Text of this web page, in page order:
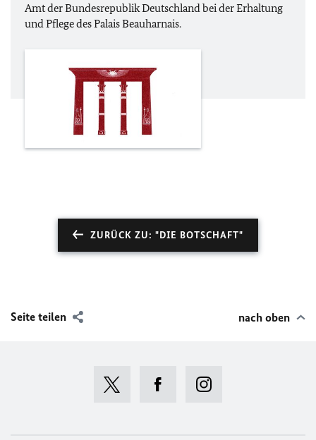
Amt der Bundesrepublik Deutschland bei der Erhaltung
und Pflege desPalais Beauharnais.
ZURÜCK ZU: "DIE BOTSCHAFT"
Seite teilen nach oben